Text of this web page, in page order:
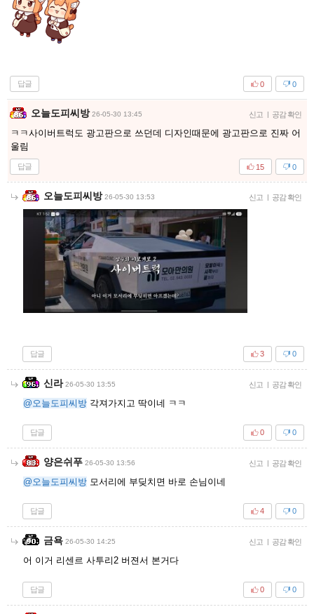
답글 0
0
오늘도피씨방 26-05-30 13:45 신고 | 공감 확인
ㅋㅋ사이버트럭도 광고판으로 쓰던데 디자인때문에 광고판으로 진짜 어
울림
답글 0
15
오늘도피씨방 26-05-30 13:53 신고 | 공감 확인
답글 0
3
신라 26-05-30 13:55 신고 | 공감 확인
@오늘도피씨방 각져가지고 딱이네 ㅋㅋ
답글 0
0
양은쉬푸 26-05-30 13:56 신고 | 공감 확인
@오늘도피씨방 모서리에 부딪치면 바로 손님이네
답글 0
4
금욕 26-05-30 14:25 신고 | 공감 확인
어 이거 리센르 사투리2 버젼서 본거다
답글 0
0